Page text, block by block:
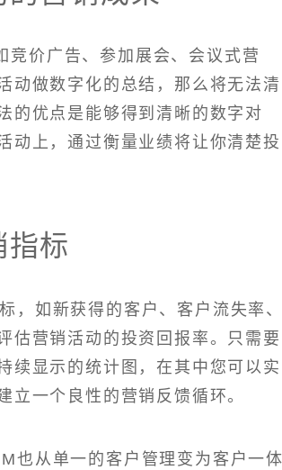
竞价广告、参加展会、会议式营
动做数字化的总结，那么将无法清
的优点是能够得到清晰的数字对
动上，通过衡量业绩将让你清楚投
指标
，如新获得的客户、客户流失率
估营销活动的投资回报率。只需要
续显示的统计图，在其中您可以实
立一个良性的营销反馈循环。
也从单一的客户管理变为客户一